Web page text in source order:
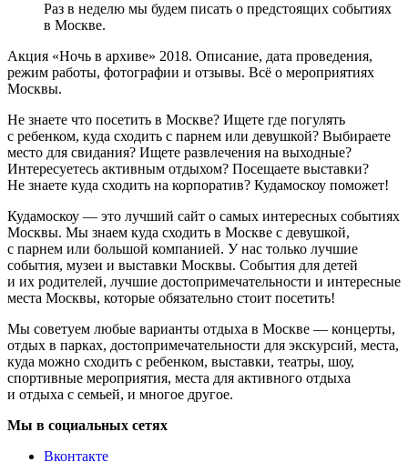
Раз в неделю мы будем писать о предстоящих событиях
в Москве.
Акция «Ночь в архиве» 2018. Описание, дата проведения,
режим работы, фотографии и отзывы. Всё о мероприятиях
Москвы.
Не знаете что посетить в Москве? Ищете где погулять
с ребенком, куда сходить с парнем или девушкой? Выбираете
место для свидания? Ищете развлечения на выходные?
Интересуетесь активным отдыхом? Посещаете выставки?
Не знаете куда сходить на корпоратив? Кудамоскоу поможет!
Кудамоскоу — это лучший сайт о самых интересных событиях
Москвы. Мы знаем куда сходить в Москве с девушкой,
с парнем или большой компанией. У нас только лучшие
события, музеи и выставки Москвы. События для детей
и их родителей, лучшие достопримечательности и интересные
места Москвы, которые обязательно стоит посетить!
Мы советуем любые варианты отдыха в Москве — концерты,
отдых в парках, достопримечательности для экскурсий, места,
куда можно сходить с ребенком, выставки, театры, шоу,
спортивные мероприятия, места для активного отдыха
и отдыха с семьей, и многое другое.
Мы в социальных сетях
Вконтакте